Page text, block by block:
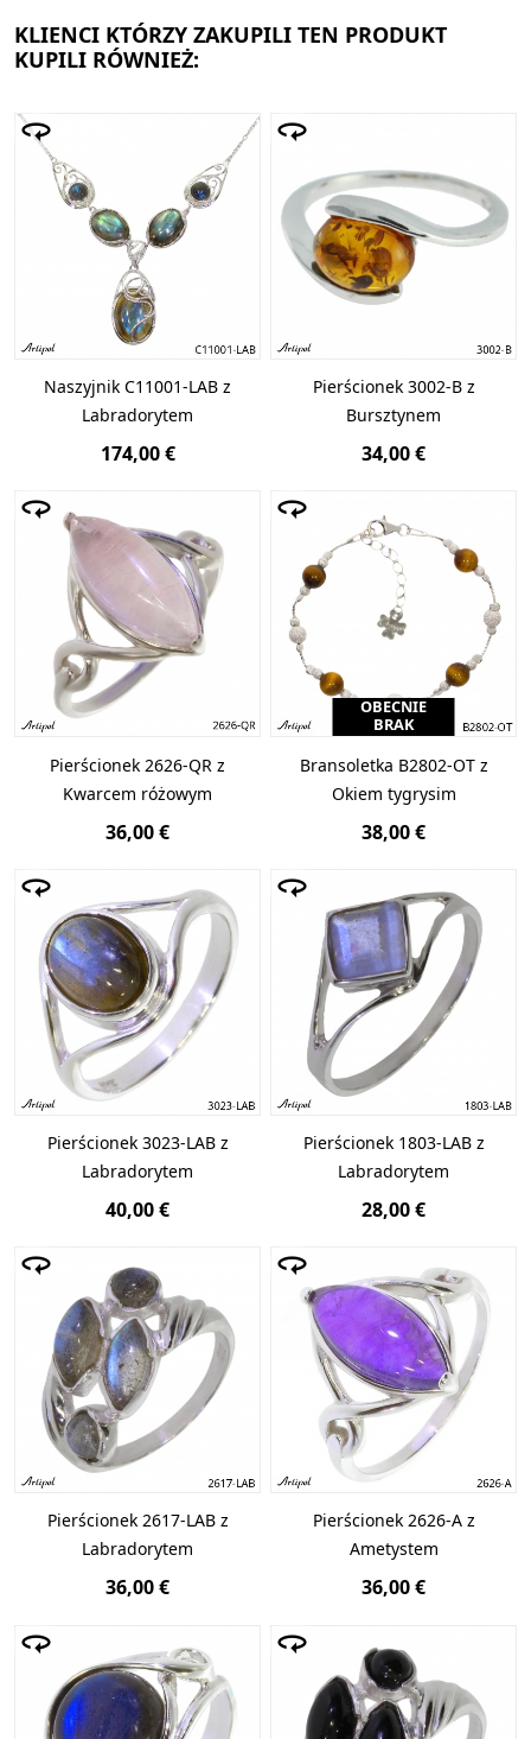
KLIENCI KTÓRZY ZAKUPILI TEN PRODUKT
KUPILI RÓWNIEŻ:
Naszyjnik C11001-LAB z
Labradorytem
174,00 €
Pierścionek 3002-B z
Bursztynem
34,00 €
Pierścionek 2626-QR z
Kwarcem różowym
36,00 €
OBECNIE
BRAK
Bransoletka B2802-OT z
Okiem tygrysim
38,00 €
Pierścionek 3023-LAB z
Labradorytem
40,00 €
Pierścionek 1803-LAB z
Labradorytem
28,00 €
Pierścionek 2617-LAB z
Labradorytem
36,00 €
Pierścionek 2626-A z
Ametystem
36,00 €